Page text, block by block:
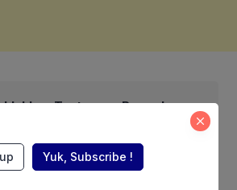
Tantangan Pengeboran,
Minyak 2.035 BOPD
Yuk, Subscribe !